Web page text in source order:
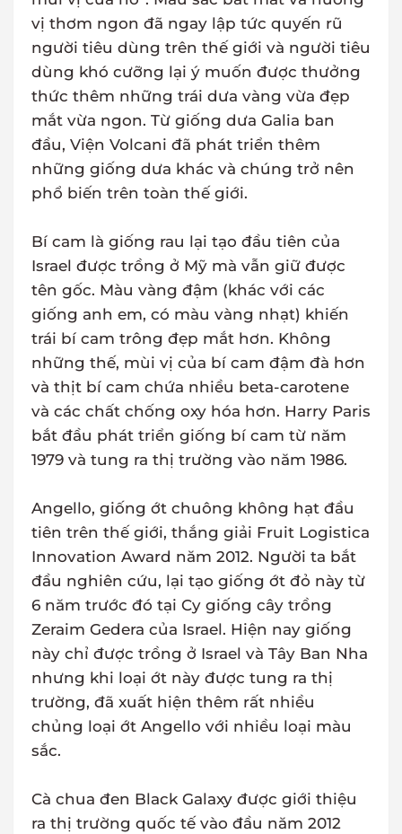
vị thơm ngon đã ngay lập tức quyến rũ
người tiêu dùng trên thế giới và người tiêu
dùng khó cưỡng lại ý muốn được thưởng
thức thêm những trái dưa vàng vừa đẹp
mắt vừa ngon. Từ giống dưa Galia ban
đầu, Viện Volcani đã phát triển thêm
những giống dưa khác và chúng trở nên
phổ biến trên toàn thế giới.
Bí cam là giống rau lại tạo đầu tiên của
Israel được trồng ở Mỹ mà vẫn giữ được
tên gốc. Màu vàng đậm (khác với các
giống anh em, có màu vàng nhạt) khiến
trái bí cam trông đẹp mắt hơn. Không
những thế, mùi vị của bí cam đậm đà hơn
và thịt bí cam chứa nhiều beta-carotene
và các chất chống oxy hóa hơn. Harry Paris
bắt đầu phát triển giống bí cam từ năm
1979 và tung ra thị trường vào năm 1986.
Angello, giống ớt chuông không hạt đầu
tiên trên thế giới, thắng giải Fruit Logistica
Innovation Award năm 2012. Người ta bắt
đầu nghiên cứu, lại tạo giống ớt đỏ này từ
6 năm trước đó tại Cy giống cây trồng
Zeraim Gedera của Israel. Hiện nay giống
này chỉ được trồng ở Israel và Tây Ban Nha
nhưng khi loại ớt này được tung ra thị
trường, đã xuất hiện thêm rất nhiều
chủng loại ớt Angello với nhiều loại màu
sắc.
Cà chua đen Black Galaxy được giới thiệu
ra thị trường quốc tế vào đầu năm 2012